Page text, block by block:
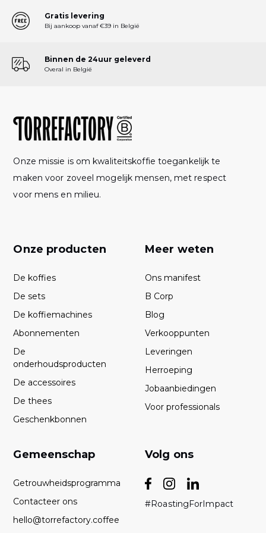
Gratis levering
Bij aankoop vanaf €39 in België
Binnen de 24uur geleverd
Overal in België
Onze missie is om kwaliteitskoffie toegankelijk te
maken voor zoveel mogelijk mensen, met respect
voor mens en milieu.
Onze producten
De koffies
De sets
De koffiemachines
Abonnementen
De
onderhoudsproducten
De accessoires
De thees
Geschenkbonnen
Meer weten
Ons manifest
B Corp
Blog
Verkooppunten
Leveringen
Herroeping
Jobaanbiedingen
Voor professionals
Gemeenschap
Getrouwheidsprogramma
Contacteer ons
hello@torrefactory.coffee
Volg ons
#RoastingForImpact